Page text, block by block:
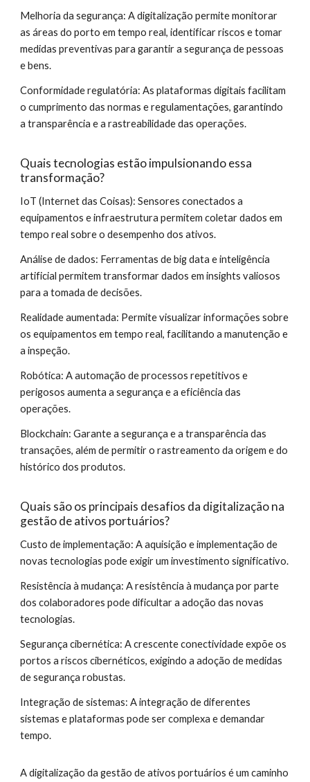
Melhoria da segurança: A digitalização permite monitorar
as áreas do porto em tempo real, identificar riscos e tomar
medidas preventivas para garantir a segurança de pessoas
e bens.
Conformidade regulatória: As plataformas digitais facilitam
o cumprimento das normas e regulamentações, garantindo
a transparência e a rastreabilidade das operações.
Quais tecnologias estão impulsionando essa
transformação?
IoT (Internet das Coisas): Sensores conectados a
equipamentos e infraestrutura permitem coletar dados em
tempo real sobre o desempenho dos ativos.
Análise de dados: Ferramentas de big data e inteligência
artificial permitem transformar dados em insights valiosos
para a tomada de decisões.
Realidade aumentada: Permite visualizar informações sobre
os equipamentos em tempo real, facilitando a manutenção e
a inspeção.
Robótica: A automação de processos repetitivos e
perigosos aumenta a segurança e a eficiência das
operações.
Blockchain: Garante a segurança e a transparência das
transações, além de permitir o rastreamento da origem e do
histórico dos produtos.
Quais são os principais desafios da digitalização na
gestão de ativos portuários?
Custo de implementação: A aquisição e implementação de
novas tecnologias pode exigir um investimento significativo.
Resistência à mudança: A resistência à mudança por parte
dos colaboradores pode dificultar a adoção das novas
tecnologias.
Segurança cibernética: A crescente conectividade expõe os
portos a riscos cibernéticos, exigindo a adoção de medidas
de segurança robustas.
Integração de sistemas: A integração de diferentes
sistemas e plataformas pode ser complexa e demandar
tempo.
A digitalização da gestão de ativos portuários é um caminho